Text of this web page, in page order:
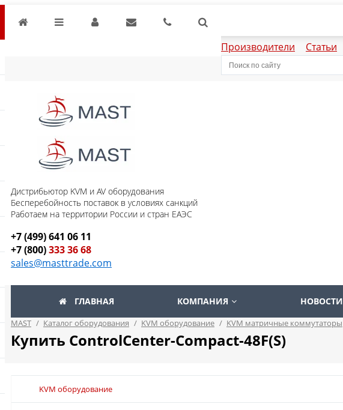
Производители Статьи
Дистрибьютор KVM и AV оборудования
Бесперебойность поставок в условиях санкций
Работаем на территории России и стран ЕАЭС
+7 (499) 641 06 11
+7 (800)333 36 68
sales@masttrade.com
ГЛАВНАЯ КОМПАНИЯ НОВОСТИ
MAST / Каталог оборудования / KVM оборудование / KVM матричные коммутаторы
Купить ControlCenter-Compact-48F(S)
KVM оборудование